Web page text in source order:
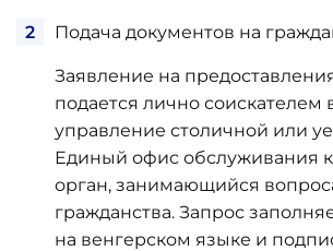
Подача документов на
Заявление на
подается лично соискателем
управление столичной или
Единый офис обслуживания
орган, занимающийся
гражданства. Запрос
на венгерском языке и